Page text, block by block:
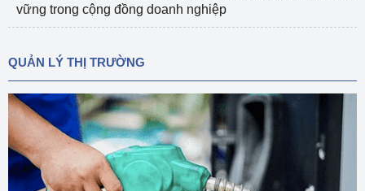
vững trong cộng đồng doanh nghiệp
QUẢN LÝ THỊ TRƯỜNG